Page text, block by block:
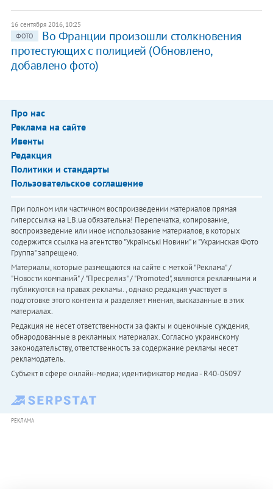
16 сентября 2016, 10:25
ФОТО
Во Франции произошли столкновения
протестующих с полицией (Обновлено,
добавлено фото)
Про нас
Реклама на сайте
Ивенты
Редакция
Политики и стандарты
Пользовательское соглашение
При полном или частичном воспроизведении материалов прямая
гиперссылка на LB.ua обязательна! Перепечатка, копирование,
воспроизведение или иное использование материалов, в которых
содержится ссылка на агентство "Українськi Новини" и "Украинская Фото
Группа" запрещено.
Материалы, которые размещаются на сайте с меткой "Реклама" /
"Новости компаний" / "Пресрелиз" / "Promoted", являются рекламными и
публикуются на правах рекламы. , однако редакция участвует в
подготовке этого контента и разделяет мнения, высказанные в этих
материалах.
Редакция не несет ответственности за факты и оценочные суждения,
обнародованные в рекламных материалах. Согласно украинскому
законодательству, ответственность за содержание рекламы несет
рекламодатель.
Субъект в сфере онлайн-медиа; идентификатор медиа - R40-05097
РЕКЛАМА